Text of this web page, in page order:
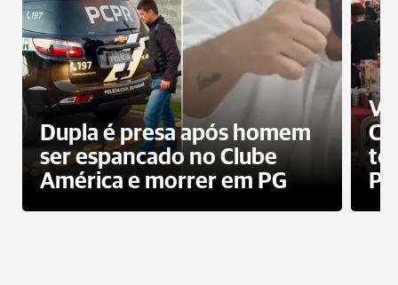
Dupla é presa após homem
ser espancado no Clube
América e morrer em PG
PG